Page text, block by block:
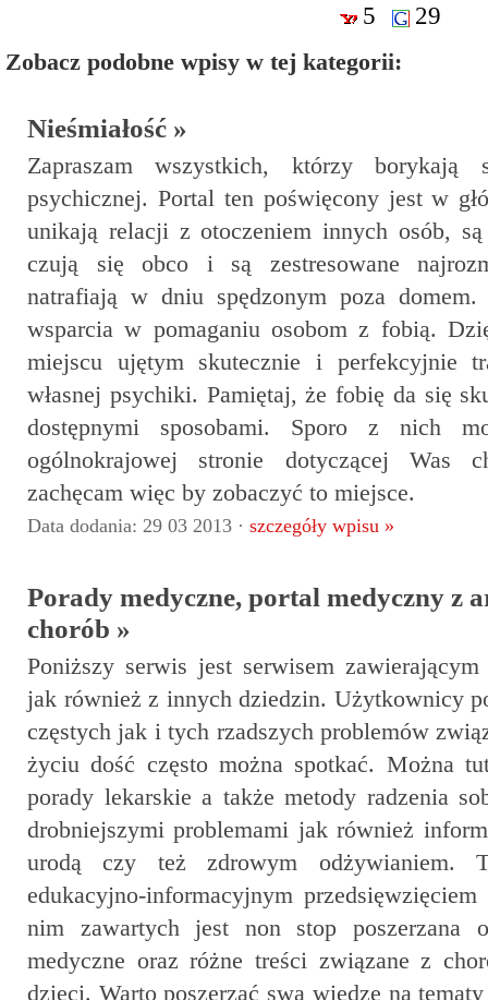
5 29
Zobacz podobne wpisy w tej kategorii:
Nieśmiałość »
Zapraszam wszystkich, którzy
psychicznej. Portal ten poświęcony jest w
unikają relacji z otoczeniem innych osób, są
czują się obco i są zestresowane
natrafiają w dniu spędzonym poza
wsparcia w pomaganiu osobom z fobią.
miejscu ujętym skutecznie i perfekcyjnie
własnej psychiki. Pamiętaj, że fobię da się
dostępnymi sposobami. Sporo z nich
ogólnokrajowej stronie dotyczącej Was
zachęcam więc by zobaczyć to miejsce.
Data dodania: 29 03 2013 · szczegóły wpisu »
Porady medyczne, portal medyczny z
chorób »
Poniższy serwis jest serwisem
jak również z innych dziedzin. Użytkownicy
częstych jak i tych rzadszych problemów
życiu dość często można spotkać. Można
porady lekarskie a także metody radzenia
drobniejszymi problemami jak również
urodą czy też zdrowym odżywianiem.
edukacyjno-informacyjnym
nim zawartych jest non stop poszerzana
medyczne oraz różne treści związane z
dzieci. Warto poszerzać swą wiedzę na